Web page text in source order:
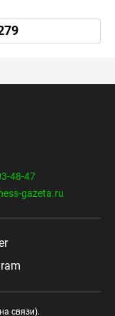
48-47
gazeta.ru
связи).